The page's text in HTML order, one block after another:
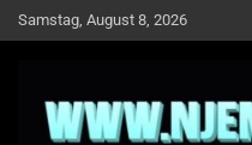
Skip
to
Samstag, August 8, 2026